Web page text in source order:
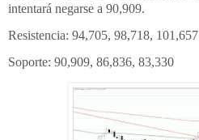
intentará negarse a 90,909.
Resistencia: 94,705, 98,718, 101,657
Soporte: 90,909, 86,836, 83,330